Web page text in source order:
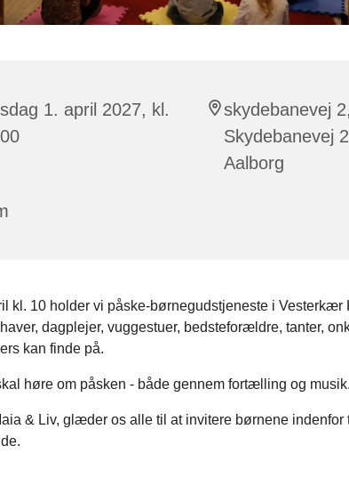
1. april 2027, kl.
skydebanevej 2,
Skydebanevej
Aalborg
kl. 10 holder vi påske-børnegudstjeneste i Vesterkær
dagplejer, vuggestuer, bedsteforældre, tanter,
kan finde på.
høre om påsken - både gennem fortælling og musik.
& Liv, glæder os alle til at invitere børnene indenfor